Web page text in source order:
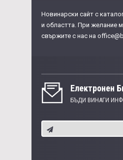
Новинарски сайт с
и областта. При желание
свържите с нас на
Eлектронен
БЪДИ ВИНАГИ